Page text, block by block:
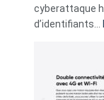
cyberattaque
d’identifiants…